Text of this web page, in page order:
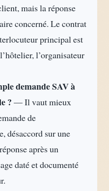
mais la réponse
concerné. Le contrat
principal est
l’organisateur
demande SAV à
? — Il vaut mieux
de
désaccord sur une
après un
daté et documenté